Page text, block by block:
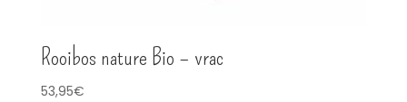
Rooibos nature Bio – vrac
53,95€